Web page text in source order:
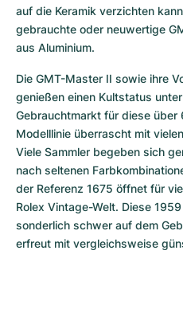
auf die Keramik verzichten
gebrauchte oder neuwertige
aus Aluminium.
Die GMT-Master II sowie ihre
genießen einen Kultstatus
Gebrauchtmarkt für diese
Modelllinie überrascht mit
Viele Sammler begeben sich
nach seltenen
der Referenz 1675 öffnet für
Rolex Vintage-Welt. Diese
sonderlich schwer auf dem
erfreut mit vergleichsweise